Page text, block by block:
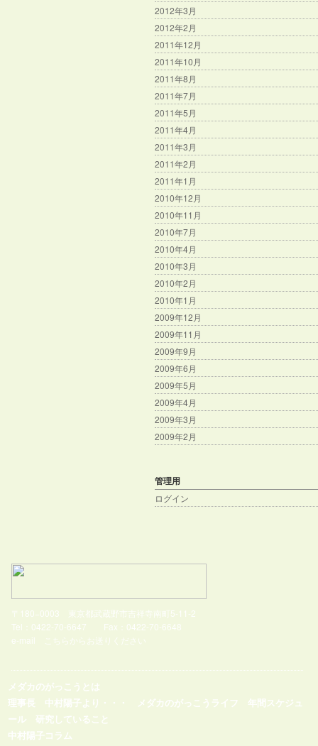
2012年3月
2012年2月
2011年12月
2011年10月
2011年8月
2011年7月
2011年5月
2011年4月
2011年3月
2011年2月
2011年1月
2010年12月
2010年11月
2010年7月
2010年4月
2010年3月
2010年2月
2010年1月
2009年12月
2009年11月
2009年9月
2009年6月
2009年5月
2009年4月
2009年3月
2009年2月
管理用
ログイン
〒180−0003 東京都武蔵野市吉祥寺南町5-11-2
Tel：0422-70-6647 Fax：0422-70-6648
e-mail
こちらからお送りください
メダカのがっこうとは
理事長 中村陽子より・・・
メダカのがっこうライフ
年間スケジュ
ール
研究していること
中村陽子コラム